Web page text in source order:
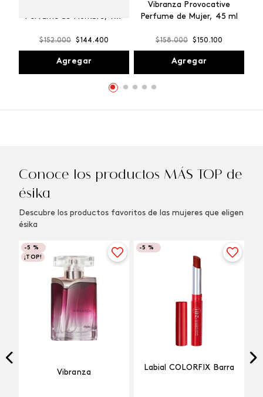
Perfume de Hombre, 100
$152.000 $144 .400
Agregar
Vibranza Provocative
Perfume de Mujer, 45 ml
$158.000 $150 .100
Agregar
Conoce los productos MÁS TOP de
ésika
Descubre los productos favoritos de las mujeres que eligen
ésika
-5 %
¡TOP!
Vibranza
-5 %
Labial COLORFIX Barra